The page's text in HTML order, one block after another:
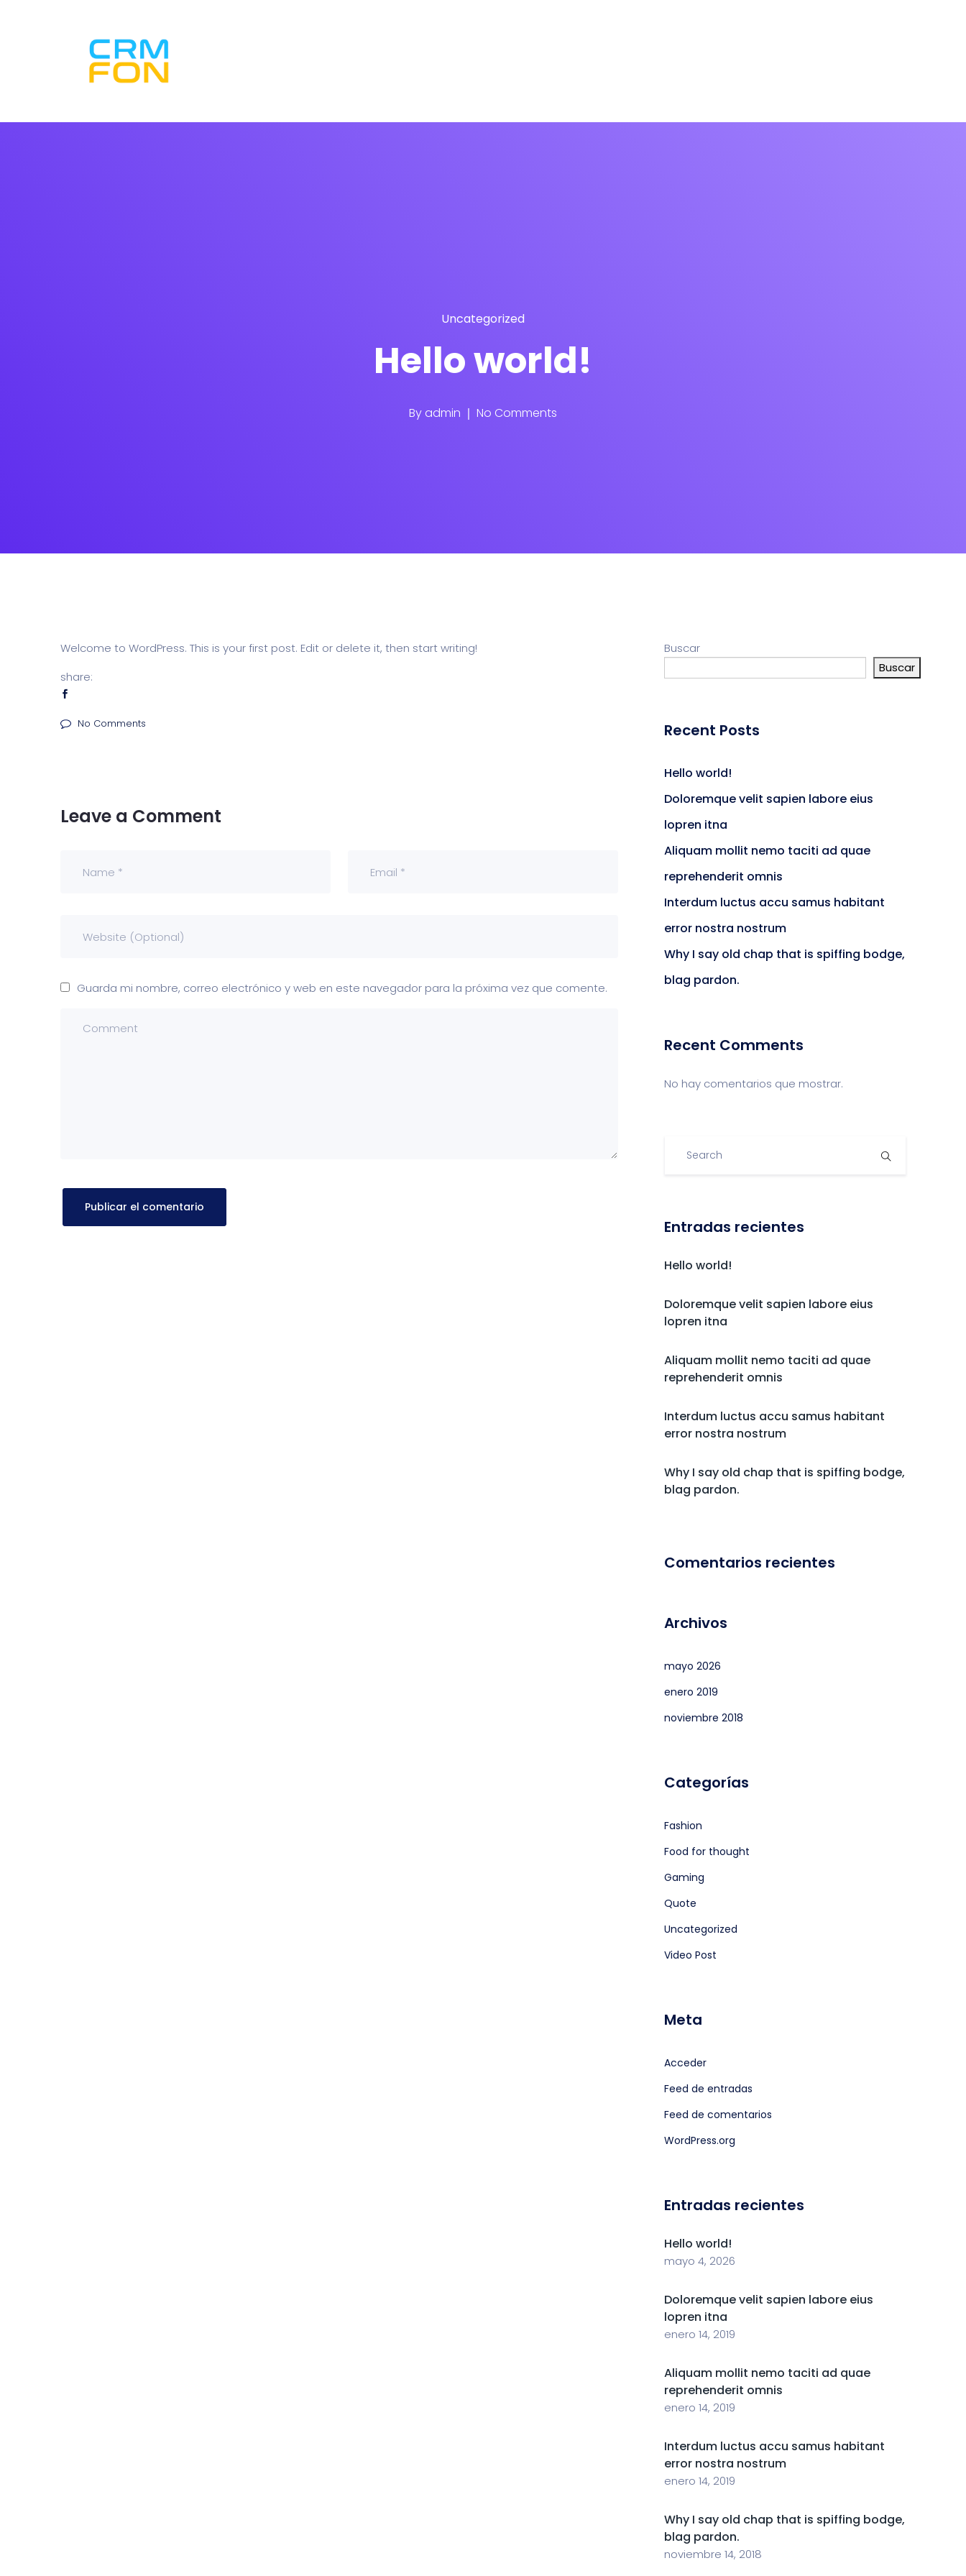
Uncategorized
Hello world!
By admin No Comments
Welcome to WordPress. This is your first post. Edit or delete it, then start writing!
share:
No Comments
Leave a Comment
Guarda mi nombre, correo electrónico y web en este navegador para la próxima vez que comente.
Buscar
Buscar
Recent Posts
Hello world!
Doloremque velit sapien labore eius
lopren itna
Aliquam mollit nemo taciti ad quae
reprehenderit omnis
Interdum luctus accu samus habitant
error nostra nostrum
Why I say old chap that is spiffing bodge,
blag pardon.
Recent Comments
No hay comentarios que mostrar.
Entradas recientes
Hello world!
Doloremque velit sapien labore eius
lopren itna
Aliquam mollit nemo taciti ad quae
reprehenderit omnis
Interdum luctus accu samus habitant
error nostra nostrum
Why I say old chap that is spiffing bodge,
blag pardon.
Comentarios recientes
Archivos
mayo 2026
enero 2019
noviembre 2018
Categorías
Fashion
Food for thought
Gaming
Quote
Uncategorized
Video Post
Meta
Acceder
Feed de entradas
Feed de comentarios
WordPress.org
Entradas recientes
Hello world!
mayo 4, 2026
Doloremque velit sapien labore eius
lopren itna
enero 14, 2019
Aliquam mollit nemo taciti ad quae
reprehenderit omnis
enero 14, 2019
Interdum luctus accu samus habitant
error nostra nostrum
enero 14, 2019
Why I say old chap that is spiffing bodge,
blag pardon.
noviembre 14, 2018